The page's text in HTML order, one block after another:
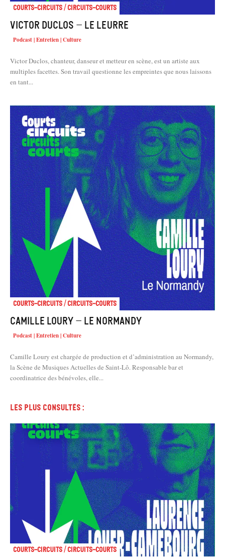
Courts-Circuits / Circuits-Courts
Victor Duclos – Le Leurre
Podcast | Entretien | Culture
Victor Duclos, chanteur, danseur et metteur en scène, est un artiste aux
multiples facettes. Son travail questionne les empreintes que nous laissons
en tant...
Courts-Circuits / Circuits-Courts
Camille Loury – Le Normandy
Podcast | Entretien | Culture
Camille Loury est chargée de production et d’administration au Normandy,
la Scène de Musiques Actuelles de Saint-Lô. Responsable bar et
coordinatrice des bénévoles, elle...
Les plus consultés :
Courts-Circuits / Circuits-Courts